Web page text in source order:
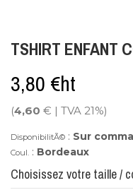
TSHIRT ENFANT
3,80 €ht
(4,60 € | TVA 21%)
DisponibilitÃ© : Sur
Coul. : Bordeaux
Choisissez votre taille /